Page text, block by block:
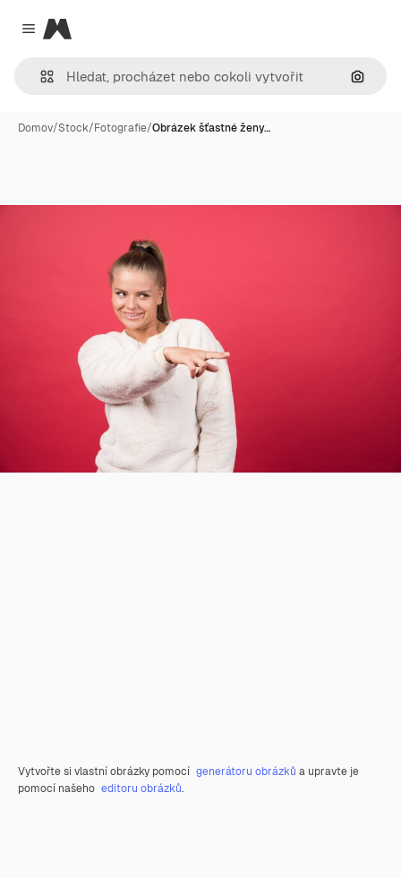
Close menu
Magnific
Hledat
Domov/Stock/Fotografie/Obrázek šťastné ženy…
Vytvořte si vlastní obrázky pomocí generátoru obrázků a upravte je
pomocí našeho editoru obrázků.